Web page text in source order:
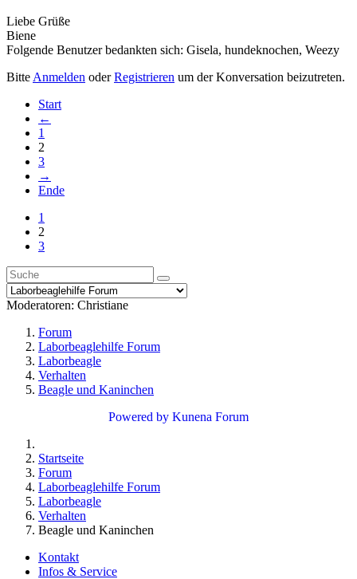
Liebe Grüße
Biene
Folgende Benutzer bedankten sich: Gisela, hundeknochen, Weezy
Bitte Anmelden oderRegistrieren um der Konversation beizutreten.
Start
←
1
2
3
→
Ende
1
2
3
Moderatoren: Christiane
Forum
Laborbeaglehilfe Forum
Laborbeagle
Verhalten
Beagle und Kaninchen
Powered by Kunena Forum
Startseite
Forum
Laborbeaglehilfe Forum
Laborbeagle
Verhalten
Beagle und Kaninchen
Kontakt
Infos & Service